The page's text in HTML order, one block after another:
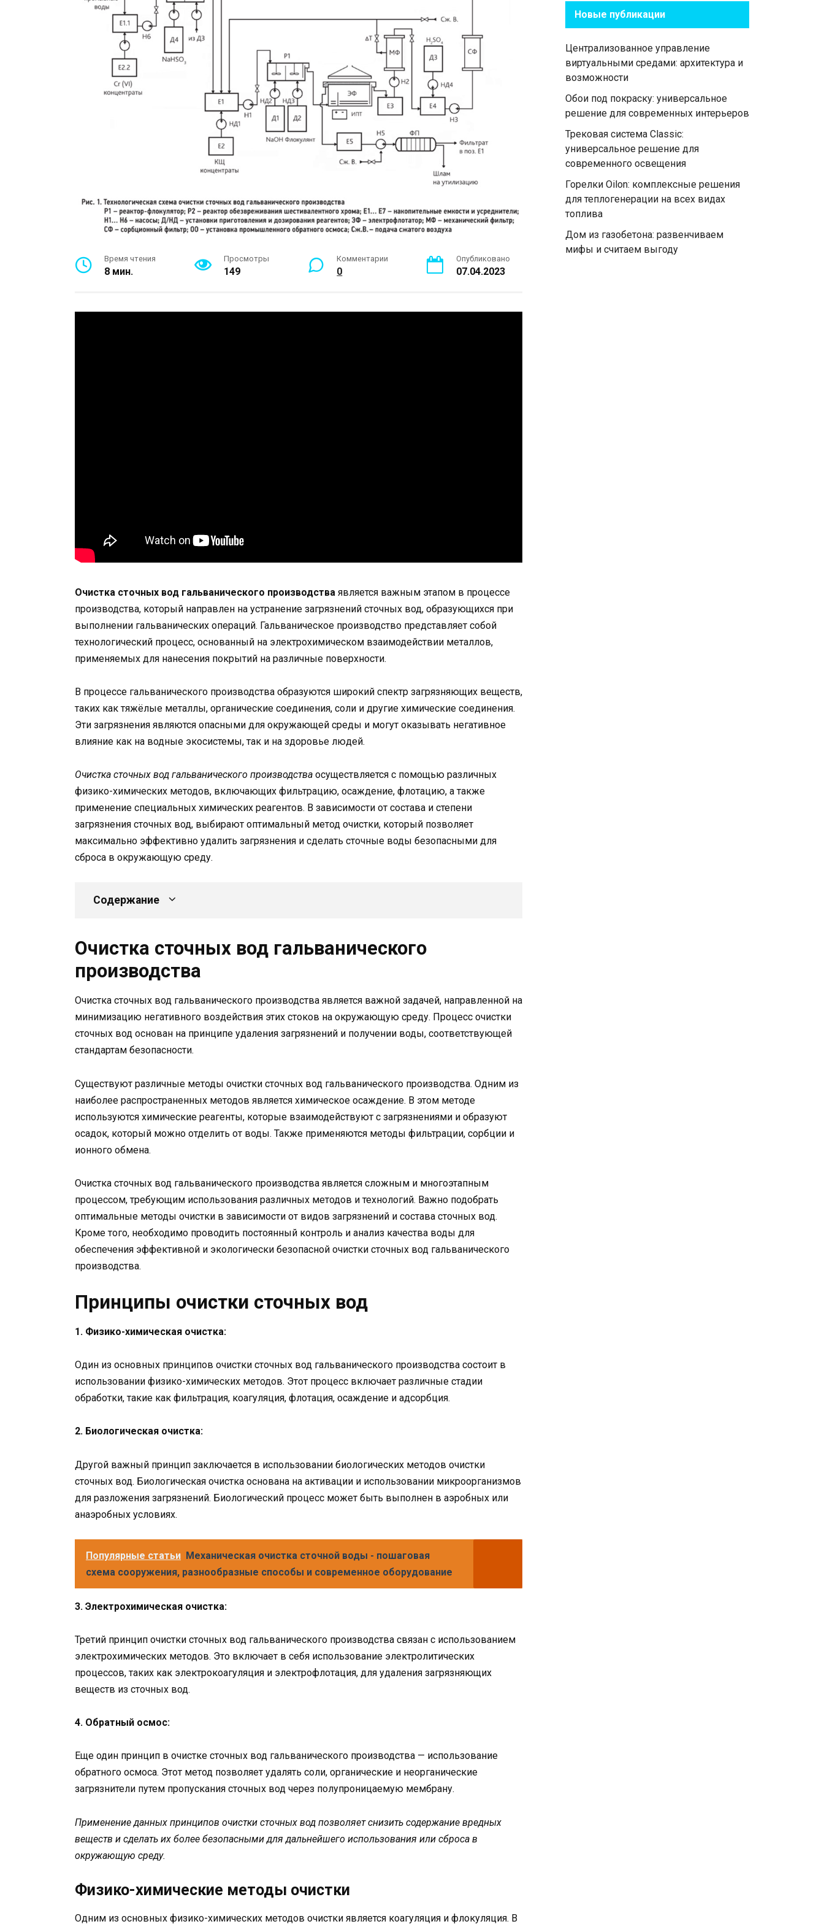
Время чтения
8 мин.
Просмотры
149
Комментарии
0
Опубликовано
07.04.2023
Очистка сточных вод гальванического производства является важным этапом в процессе
производства, который направлен на устранение загрязнений сточных вод, образующихся при
выполнении гальванических операций. Гальваническое производство представляет собой
технологический процесс, основанный на электрохимическом взаимодействии металлов,
применяемых для нанесения покрытий на различные поверхности.
В процессе гальванического производства образуются широкий спектр загрязняющих веществ,
таких как тяжёлые металлы, органические соединения, соли и другие химические соединения.
Эти загрязнения являются опасными для окружающей среды и могут оказывать негативное
влияние как на водные экосистемы, так и на здоровье людей.
Очистка сточных вод гальванического производства осуществляется с помощью различных
физико-химических методов, включающих фильтрацию, осаждение, флотацию, а также
применение специальных химических реагентов. В зависимости от состава и степени
загрязнения сточных вод, выбирают оптимальный метод очистки, который позволяет
максимально эффективно удалить загрязнения и сделать сточные воды безопасными для
сброса в окружающую среду.
Содержание
Очистка сточных вод гальванического
производства
Очистка сточных вод гальванического производства является важной задачей, направленной на
минимизацию негативного воздействия этих стоков на окружающую среду. Процесс очистки
сточных вод основан на принципе удаления загрязнений и получении воды, соответствующей
стандартам безопасности.
Существуют различные методы очистки сточных вод гальванического производства. Одним из
наиболее распространенных методов является химическое осаждение. В этом методе
используются химические реагенты, которые взаимодействуют с загрязнениями и образуют
осадок, который можно отделить от воды. Также применяются методы фильтрации, сорбции и
ионного обмена.
Очистка сточных вод гальванического производства является сложным и многоэтапным
процессом, требующим использования различных методов и технологий. Важно подобрать
оптимальные методы очистки в зависимости от видов загрязнений и состава сточных вод.
Кроме того, необходимо проводить постоянный контроль и анализ качества воды для
обеспечения эффективной и экологически безопасной очистки сточных вод гальванического
производства.
Принципы очистки сточных вод
1. Физико-химическая очистка:
Один из основных принципов очистки сточных вод гальванического производства состоит в
использовании физико-химических методов. Этот процесс включает различные стадии
обработки, такие как фильтрация, коагуляция, флотация, осаждение и адсорбция.
2. Биологическая очистка:
Другой важный принцип заключается в использовании биологических методов очистки
сточных вод. Биологическая очистка основана на активации и использовании микроорганизмов
для разложения загрязнений. Биологический процесс может быть выполнен в аэробных или
анаэробных условиях.
Популярные статьи Механическая очистка сточной воды - пошаговая
схема сооружения, разнообразные способы и современное оборудование
3. Электрохимическая очистка:
Третий принцип очистки сточных вод гальванического производства связан с использованием
электрохимических методов. Это включает в себя использование электролитических
процессов, таких как электрокоагуляция и электрофлотация, для удаления загрязняющих
веществ из сточных вод.
4. Обратный осмос:
Еще один принцип в очистке сточных вод гальванического производства — использование
обратного осмоса. Этот метод позволяет удалять соли, органические и неорганические
загрязнители путем пропускания сточных вод через полупроницаемую мембрану.
Применение данных принципов очистки сточных вод позволяет снизить содержание вредных
веществ и сделать их более безопасными для дальнейшего использования или сброса в
окружающую среду.
Физико-химические методы очистки
Одним из основных физико-химических методов очистки является коагуляция и флокуляция. В
Новые публикации
Централизованное управление
виртуальными средами: архитектура и
возможности
Обои под покраску: универсальное
решение для современных интерьеров
Трековая система Classic:
универсальное решение для
современного освещения
Горелки Oilon: комплексные решения
для теплогенерации на всех видах
топлива
Дом из газобетона: развенчиваем
мифы и считаем выгоду